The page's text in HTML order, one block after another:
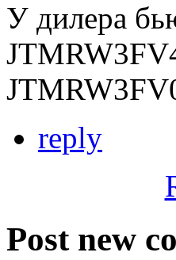
У дилера
reply
Post new